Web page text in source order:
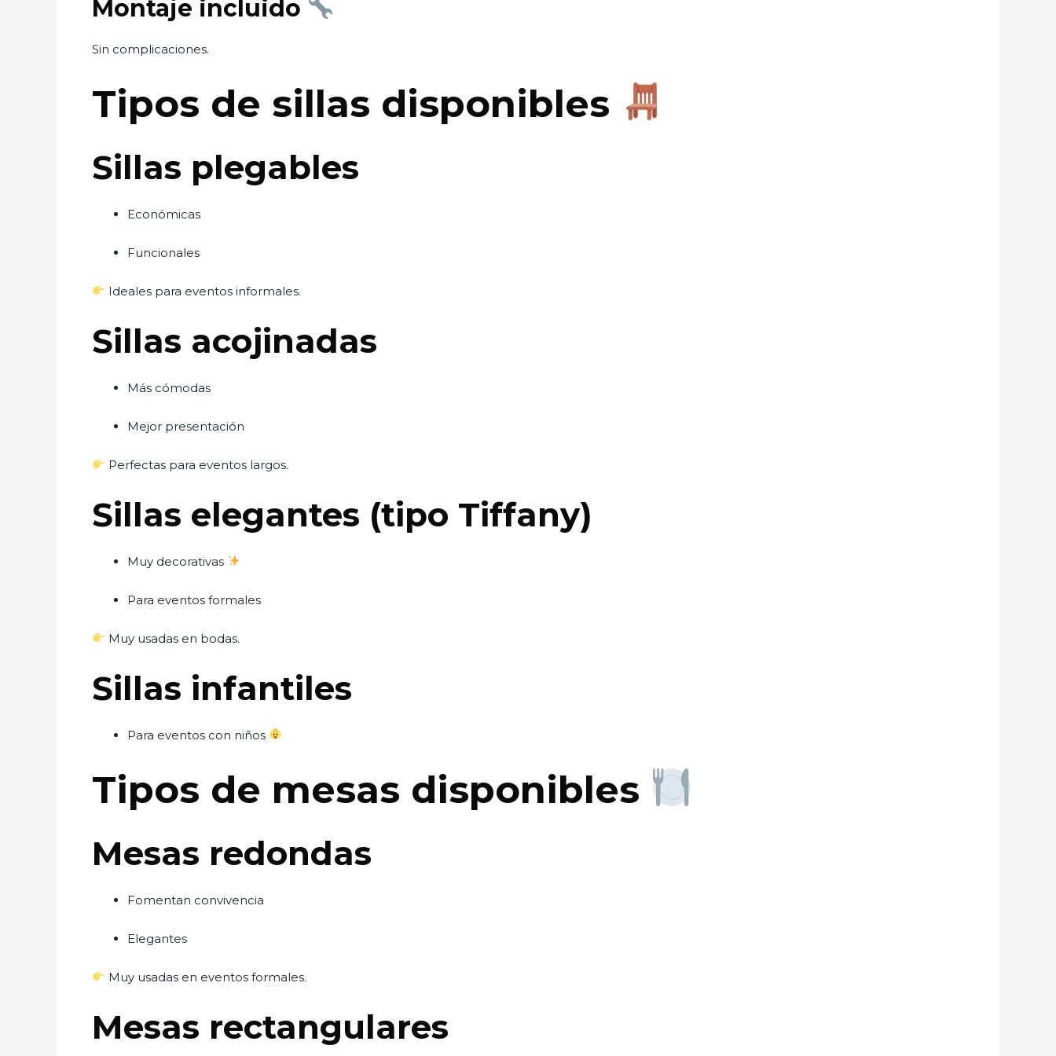
Montaje incluido
Sin complicaciones.
Tipos de sillas disponibles
Sillas plegables
Económicas
Funcionales
Ideales para eventos informales.
Sillas acojinadas
Más cómodas
Mejor presentación
Perfectas para eventos largos.
Sillas elegantes (tipo Tiffany)
Muy decorativas
Para eventos formales
Muy usadas en bodas.
Sillas infantiles
Para eventos con niños
Tipos de mesas disponibles
Mesas redondas
Fomentan convivencia
Elegantes
Muy usadas en eventos formales.
Mesas rectangulares